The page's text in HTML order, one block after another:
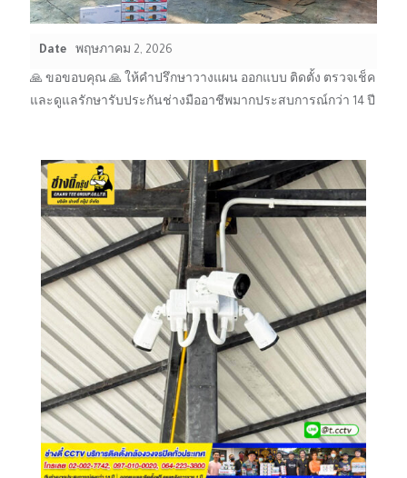
Date พฤษภาคม 2, 2026
🙏 ขอขอบคุณ 🙏 ให้คำปรึกษาวางแผน ออกแบบ ติดตั้ง ตรวจเช็ค
และดูแลรักษารับประกันช่างมืออาชีพมากประสบการณ์กว่า 14 ปี